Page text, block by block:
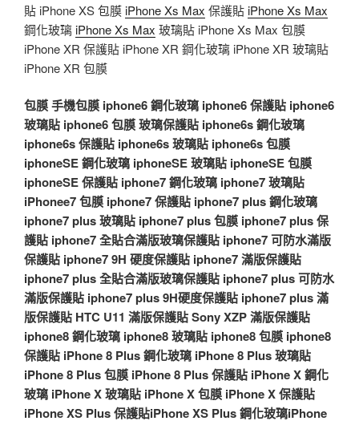
貼 iPhone XS 包膜iPhone Xs Max 保護貼iPhone Xs Max
鋼化玻璃iPhone Xs Max 玻璃貼 iPhone Xs Max 包膜
iPhone XR 保護貼 iPhone XR 鋼化玻璃 iPhone XR 玻璃貼
iPhone XR 包膜
包膜手機包膜 iphone6 鋼化玻璃 iphone6 保護貼 iphone6
玻璃貼 iphone6 包膜玻璃保護貼 iphone6s 鋼化玻璃
iphone6s 保護貼 iphone6s 玻璃貼 iphone6s 包膜
iphoneSE 鋼化玻璃 iphoneSE 玻璃貼 iphoneSE 包膜
iphoneSE 保護貼 iphone7 鋼化玻璃 iphone7 玻璃貼
iPhonee7 包膜 iphone7 保護貼 iphone7 plus 鋼化玻璃
iphone7 plus 玻璃貼 iphone7 plus 包膜 iphone7 plus 保
護貼 iphone7 全貼合滿版玻璃保護貼 iphone7 可防水滿版
保護貼 iphone7 9H 硬度保護貼 iphone7 滿版保護貼
iphone7 plus 全貼合滿版玻璃保護貼 iphone7 plus 可防水
滿版保護貼 iphone7 plus 9H硬度保護貼 iphone7 plus 滿
版保護貼 HTC U11 滿版保護貼Sony XZP 滿版保護貼
iphone8 鋼化玻璃 iphone8 玻璃貼 iphone8 包膜 iphone8
保護貼 iPhone 8 Plus 鋼化玻璃 iPhone 8 Plus 玻璃貼
iPhone 8 Plus 包膜 iPhone 8 Plus 保護貼 iPhone X 鋼化
玻璃 iPhone X 玻璃貼 iPhone X 包膜 iPhone X 保護貼
iPhone XS Plus 保護貼iPhone XS Plus 鋼化玻璃iPhone